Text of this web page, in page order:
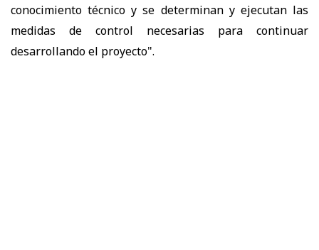
conocimiento técnico y se determinan y ejecutan las
medidas de control necesarias para continuar
desarrollando el proyecto".